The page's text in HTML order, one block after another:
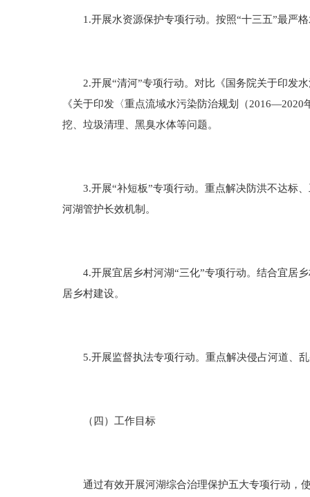
1.开展水资源保护专项行动。按照“十三五”最严格
2.开展“清河”专项行动。对比《国务院关于印发水
《关于印发〈重点流域水污染防治规划（
挖、垃圾清理、黑臭水体等问题。
3.开展“补短板”专项行动。重点解决防洪不达标、
河湖管护长效机制。
4.开展宜居乡村河湖“三化”专项行动。结合宜居乡
居乡村建设。
5.开展监督执法专项行动。重点解决侵占河道、乱
（四）工作目标
通过有效开展河湖综合治理保护五大专项行动，使